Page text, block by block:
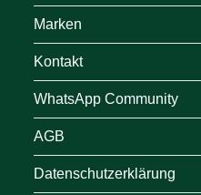
Marken
Kontakt
WhatsApp Community
AGB
Datenschutzerklärung